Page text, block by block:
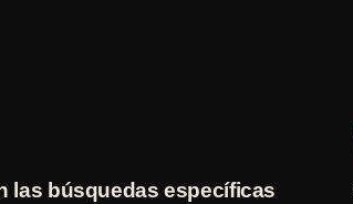
las búsquedas específicas